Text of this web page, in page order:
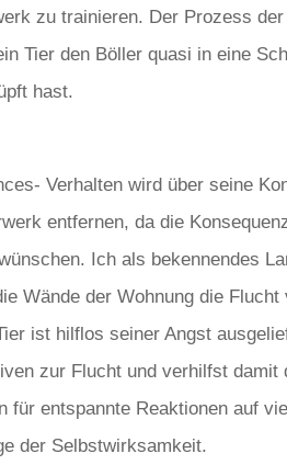
zu trainieren. Der Prozess
Tier den Böller quasi in eine
hast.
Verhalten wird über seine
entfernen, da die
Ich als bekennendes
Wände der Wohnung die
ist hilflos seiner Angst
zur Flucht und verhilfst
für entspannte Reaktionen auf
der Selbstwirksamkeit.